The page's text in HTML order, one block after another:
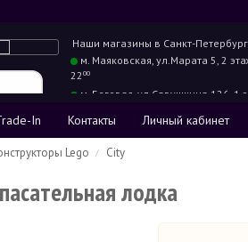
Наши магазины в Санкт-
м. Маяковская, ул.Марата 5, 2
2200
м. Беговая, ул.Савушкина 126, 1
In Контакты Личный кабинет
Lego City
лодка